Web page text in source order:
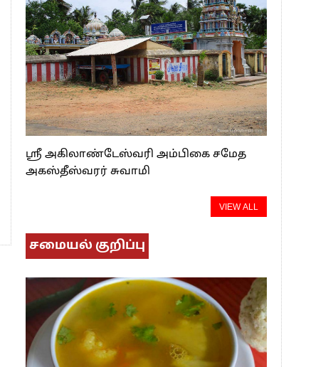
ஸ்ரீ அகிலாண்டேஸ்வரி அம்பிகை சமேத
அகஸ்தீஸ்வரர் சுவாமி
VIEW ALL
சமையல் குறிப்பு